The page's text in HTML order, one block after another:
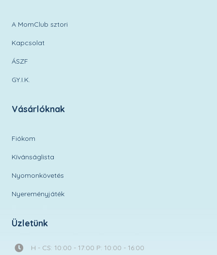
A MomClub sztori
Kapcsolat
ÁSZF
GY.I.K.
Vásárlóknak
Fiókom
Kívánságlista
Nyomonkövetés
Nyereményjáték
Üzletünk
H - CS: 10:00 - 17:00 P: 10:00 - 16:00